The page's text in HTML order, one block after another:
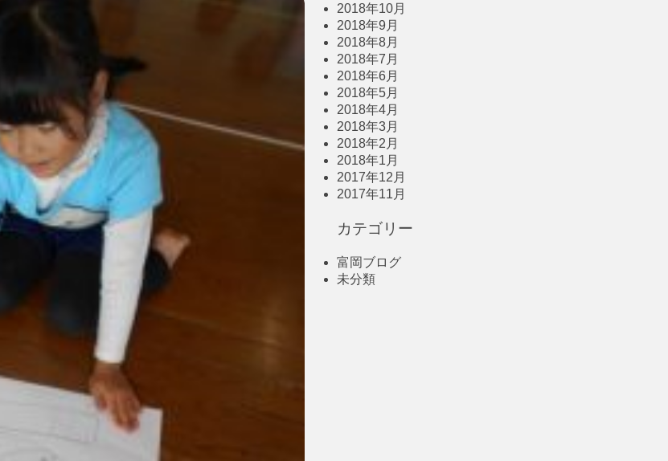
2018年10月
2018年9月
2018年8月
2018年7月
2018年6月
2018年5月
2018年4月
2018年3月
2018年2月
2018年1月
2017年12月
2017年11月
カテゴリー
富岡ブログ
未分類